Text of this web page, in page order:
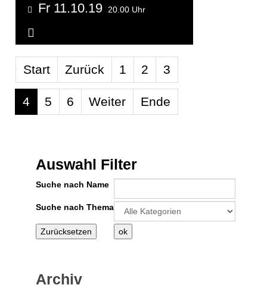
Fr 11.10.19 20.00 Uhr
Start Zurück 1 2 3
4 5 6 Weiter Ende
Auswahl Filter
Suche nach Name
Suche nach ThemaEine Kategorie auswählen um die
Archiv